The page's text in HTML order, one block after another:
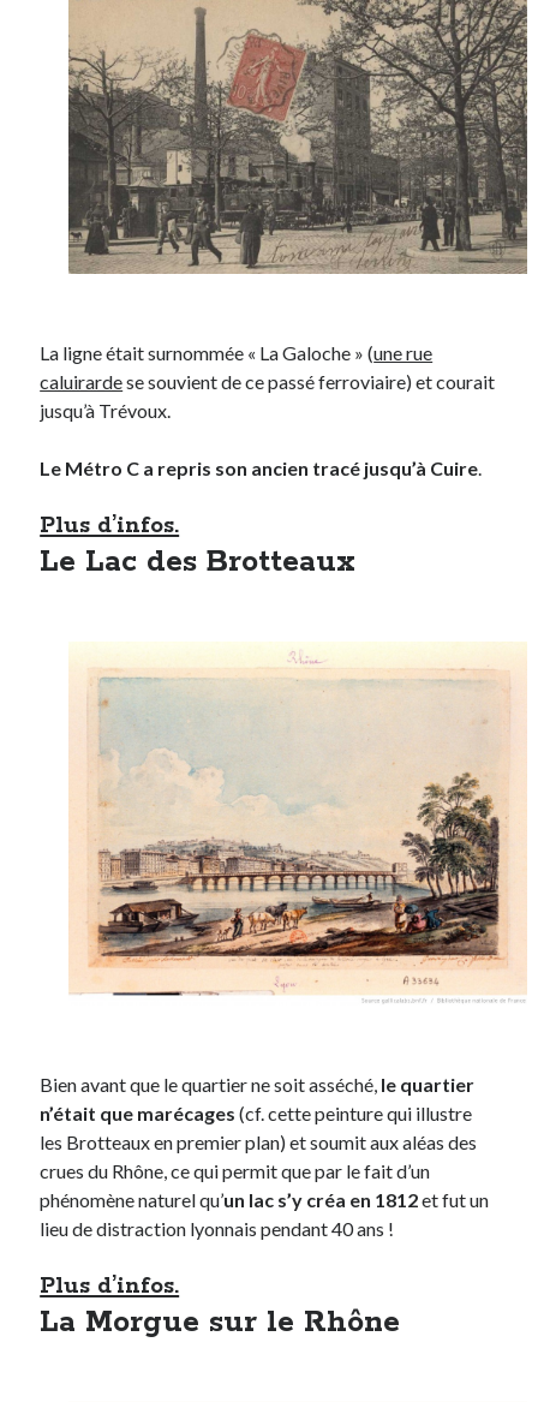
La ligne était surnommée « La Galoche » (une rue
caluirardese souvient de ce passé ferroviaire) et courait
jusqu’à Trévoux.
Le Métro C a repris son ancien tracé jusqu’à Cuire.
Plus d’infos.
Le Lac des Brotteaux
Bien avant que le quartier ne soit asséché, le quartier
n’était que marécages (cf. cette peinture qui illustre
les Brotteaux en premier plan) et soumit aux aléas des
crues du Rhône, ce qui permit que par le fait d’un
phénomène naturel qu’un lac s’y créa en 1812et fut un
lieu de distraction lyonnais pendant 40 ans !
Plus d’infos.
La Morgue sur le Rhône